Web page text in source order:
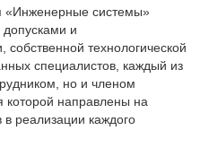
«Инженерные системы»
и
технологической
специалистов, каждый из
но и членом
которой направлены на
в реализации каждого